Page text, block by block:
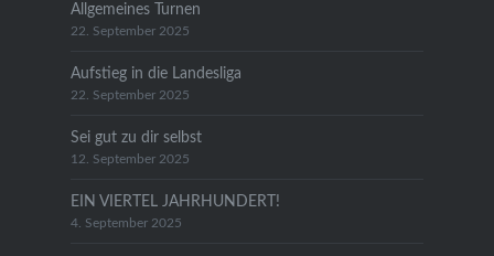
Allgemeines Turnen
22. September 2025
Aufstieg in die Landesliga
22. September 2025
Sei gut zu dir selbst
12. September 2025
EIN VIERTEL JAHRHUNDERT!
4. September 2025